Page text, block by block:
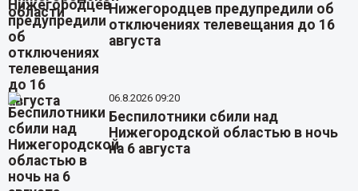
Нижегородцев предупредили об
отключениях телевещания до 16
августа
06.8.2026 09:20
Беспилотники сбили над
Нижегородской областью в ночь
на 6 августа